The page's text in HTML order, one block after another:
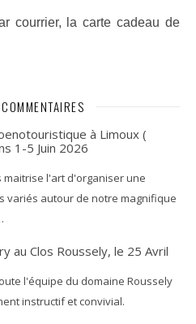
courrier, la carte cadeau de
à Limoux (
1-5 Juin 2026
maitrise l'art d'organiser une
variés autour de notre magnifique
au Clos Roussely, le 25 Avril
l'équipe du domaine Roussely
instructif et convivial.